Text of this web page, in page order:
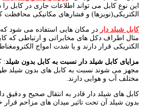
این نوع کابل می تواند اطلاعات جاری در کابل را
الکتریکی(نویزها) و فشارهای مکانیکی محافظت
کابل شیلد دار در مکان هایی استفاده می شود که
مثال اطراف دکل های مخابراتی و ارتباطی که
الکتریکی قرار دارند و یا شدت امواج
مزایای کابل شیلد دار نسبت به کابل بدون شیلد:
مجهز می شوند نسبت به کابل های بدون شیلد
مختلف آب و هوایی دارند.
کابل های شیلد دار قادر به انتقال صحیح و دقیق
بدون شیلد آن تحت تاثیر میدان های مزاحم قرار